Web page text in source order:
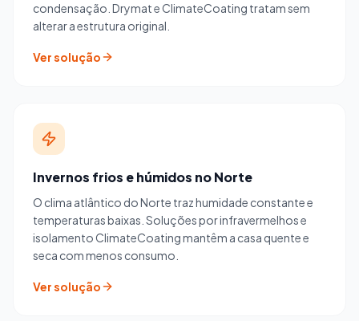
condensação. Drymat e ClimateCoating tratam sem
alterar a estrutura original.
Ver solução
Invernos frios e húmidos no Norte
O clima atlântico do Norte traz humidade constante e
temperaturas baixas. Soluções por infravermelhos e
isolamento ClimateCoating mantêm a casa quente e
seca com menos consumo.
Ver solução